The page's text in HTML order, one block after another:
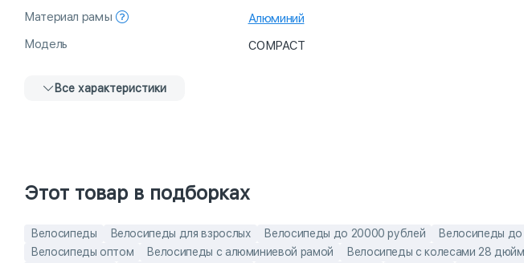
Материал рамы
Алюминий
Модель
COMPACT
Все характеристики
Этот товар в подборках
Велосипеды Велосипеды для взрослых Велосипеды до 20000 рублей Велосипеды
Велосипеды оптом
Велосипеды с алюминиевой рамой Велосипеды с колесами 28